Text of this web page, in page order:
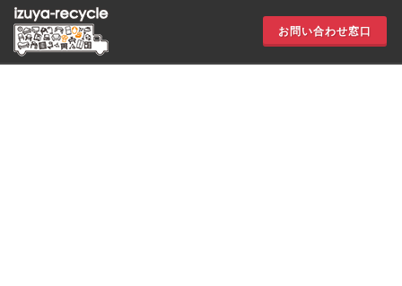
お問い合わせ窓口